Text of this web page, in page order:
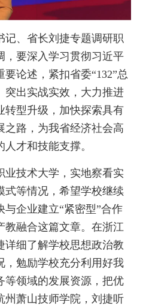
记、省长刘捷专题调研职
，要深入学习贯彻习近平
论述，紧扣省委“132”总
突出实战实效，大力推进
转型升级，加快探索具有
之路，为我省经济社会高
才和技能支撑。
业技术大学，实地察看实
式等情况，希望学校继续
与企业建立“紧密型”合作
教融合这篇文章。在浙江
详细了解学校思想政治教
，勉励学校充分利用好我
等领域的发展资源，把优
州萧山技师学院，刘捷听